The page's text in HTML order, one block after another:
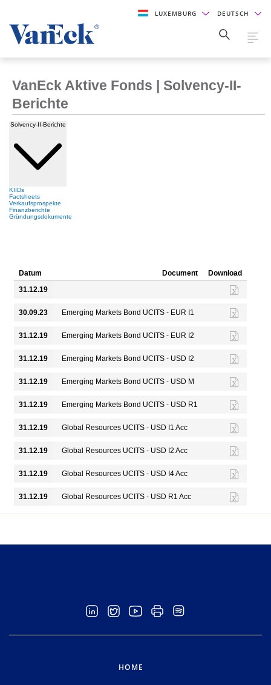
LUXEMBURG DEUTSCH
VanEck Aktive Fonds | Solvency-II-
Berichte
Solvency-II-Berichte
KIIDs
Factsheets
Verkaufsprospekte
Finanzberichte
Gründungsdokumente
Datum Document
Download
31.12.19
30.09.23 Emerging Markets Bond UCITS - EUR I1
31.12.19 Emerging Markets Bond UCITS - EUR I2
31.12.19 Emerging Markets Bond UCITS - USD I2
31.12.19 Emerging Markets Bond UCITS - USD M
31.12.19 Emerging Markets Bond UCITS - USD R1
31.12.19 Global Resources UCITS - USD I1 Acc
31.12.19 Global Resources UCITS - USD I2 Acc
31.12.19 Global Resources UCITS - USD I4 Acc
31.12.19 Global Resources UCITS - USD R1 Acc
HOME